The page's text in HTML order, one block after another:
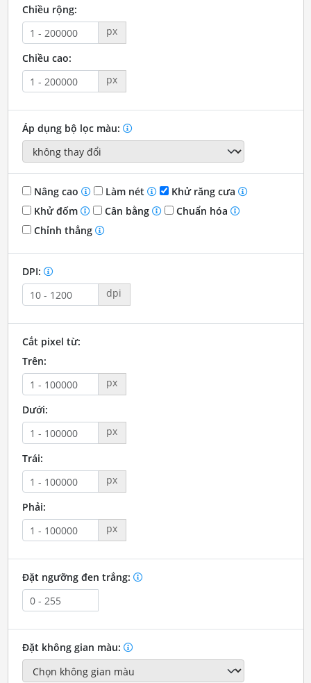
Chiều rộng:
px
Chiều cao:
px
Áp dụng bộ lọc màu:
Nâng cao Làm nét
Khử răng cưa
Khử đốm
Cân bằng
Chuẩn hóa
Chỉnh thẳng
DPI:
dpi
Cắt pixel từ:
Trên:
px
Dưới:
px
Trái:
px
Phải:
px
Đặt ngưỡng đen trắng:
Đặt không gian màu: